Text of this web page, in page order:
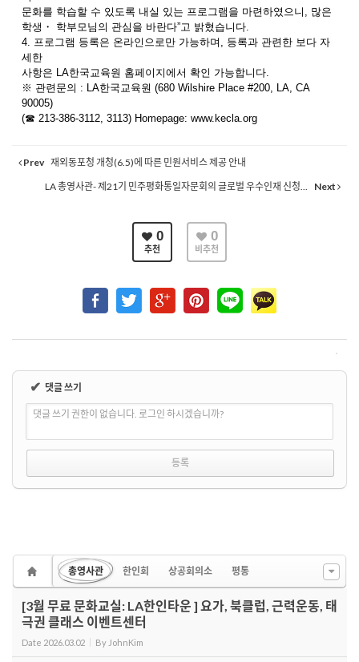
문화를 학습할 수 있도록 내실 있는 프로그램을 마련하였으니, 많은
학생・ 학부모님의 관심을 바란다”고 밝혔습니다.
4. 프로그램 등록은 온라인으로만 가능하며, 등록과 관련한 보다 자
세한
사항은 LA한국교육원 홈페이지에서 확인 가능합니다.
※ 관련문의 : LA한국교육원 (680 Wilshire Place #200, LA, CA
90005)
(☎ 213-386-3112, 3113) Homepage: www.kecla.org
Prev 재외동포청 개청(6.5)에 따른 민원서비스 제공 안내
LA 총영사관- 제21기 민주평화통일자문회의 글로벌 우수인재 신청...
Next
0
추천
0
비추천
✔ 댓글 쓰기
댓글 쓰기 권한이 없습니다. 로그인 하시겠습니까?
총영사관 한인회 상공회의소 평통
[3월 무료 문화교실: LA한인타운 ] 요가, 북클럽, 근력운동, 태
극권 클래스 이벤트센터
Date 2026.03.02 By JohnKim